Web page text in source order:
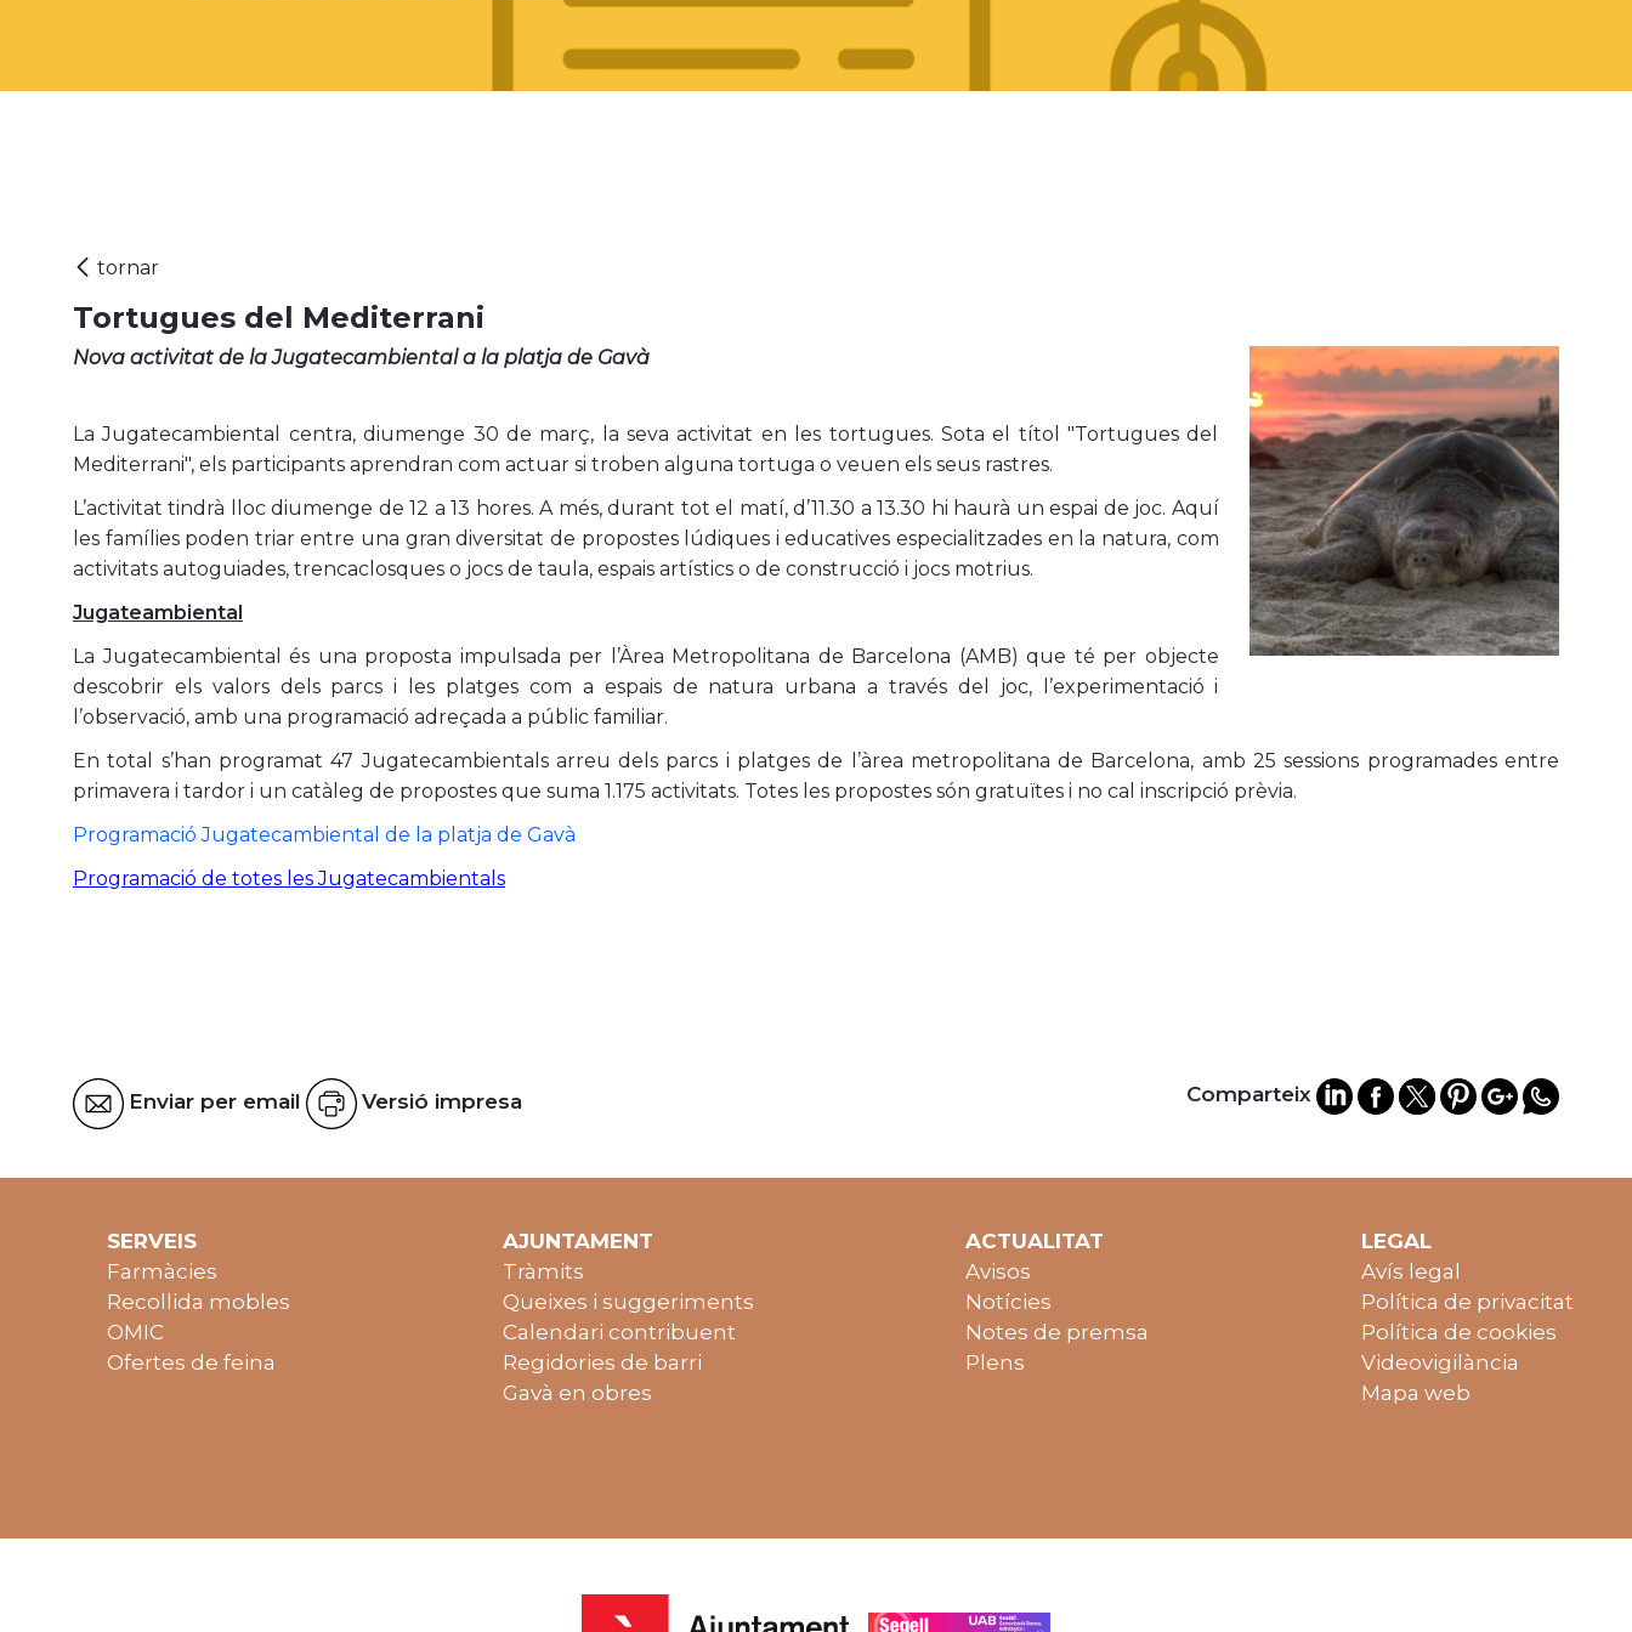
Tortugues del Mediterrani
Nova activitat de la Jugatecambiental a la platja de Gavà
La Jugatecambiental centra, diumenge 30 de març, la seva activitat en les tortugues. Sota el títol "Tortugues del
Mediterrani", els participants aprendran com actuar si troben alguna tortuga o veuen els seus rastres.
L’activitat tindrà lloc diumenge de 12 a 13 hores. A més, durant tot el matí, d’11.30 a 13.30 hi haurà un espai de joc. Aquí
les famílies poden triar entre una gran diversitat de propostes lúdiques i educatives especialitzades en la natura, com
activitats autoguiades, trencaclosques o jocs de taula, espais artístics o de construcció i jocs motrius.
Jugateambiental
La Jugatecambiental és una proposta impulsada per l’Àrea Metropolitana de Barcelona (AMB) que té per objecte
descobrir els valors dels parcs i les platges com a espais de natura urbana a través del joc, l’experimentació i
l’observació, amb una programació adreçada a públic familiar.
En total s’han programat 47 Jugatecambientals arreu dels parcs i platges de l’àrea metropolitana de Barcelona, amb 25 sessions programades entre
primavera i tardor i un catàleg de propostes que suma 1.175 activitats. Totes les propostes són gratuïtes i no cal inscripció prèvia.
Programació Jugatecambiental de la platja de Gavà
Programació de totes les Jugatecambientals
Enviar per email Versió impresa Comparteix
SERVEIS
Farmàcies
Recollida mobles
OMIC
Ofertes de feina
AJUNTAMENT
Tràmits
Queixes i suggeriments
Calendari contribuent
Regidories de barri
Gavà en obres
ACTUALITAT
Avisos
Notícies
Notes de premsa
Plens
LEGAL
Avís legal
Política de privacitat
Política de cookies
Videovigilància
Mapa web